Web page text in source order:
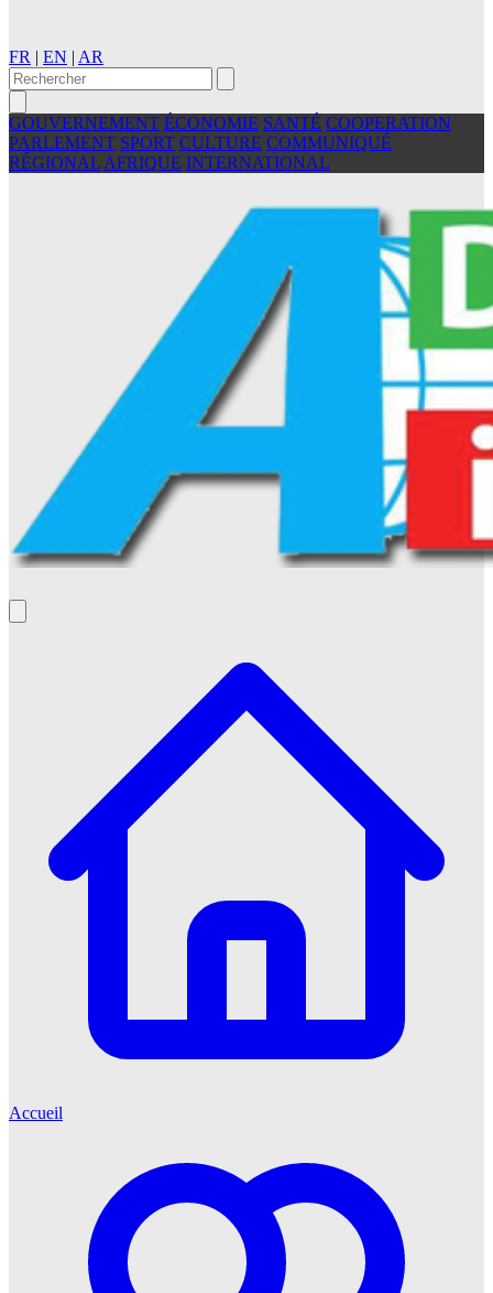
FR | EN | AR
GOUVERNEMENT ÉCONOMIE SANTÉ COOPERATION
PARLEMENT SPORT CULTURE COMMUNIQUÉ
RÉGIONAL AFRIQUE INTERNATIONAL
Accueil